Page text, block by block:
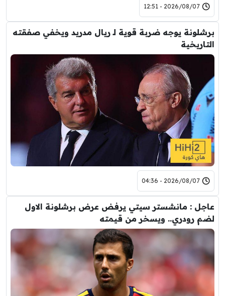
2026/08/07 - 12:51
برشلونة يوجه ضربة قوية لـ ريال مدريد ويخفي صفقته
التاريخية
2026/08/07 - 04:36
عاجل : مانشستر سيتي يرفض عرض برشلونة الاول
لضم رودري.. ويسخر من قيمته